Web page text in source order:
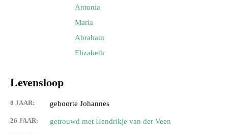
Antonia
Maria
Abraham
Elizabeth
Levensloop
0 JAAR: geboorte Johannes
26 JAAR: getrouwd met Hendrikje van der Veen